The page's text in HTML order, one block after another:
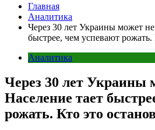
Главная
Аналитика
Через 30 лет Украины может
быстрее, чем успевают рожать.
Аналитика
Через 30 лет Украины
Население тает
рожать. Кто это